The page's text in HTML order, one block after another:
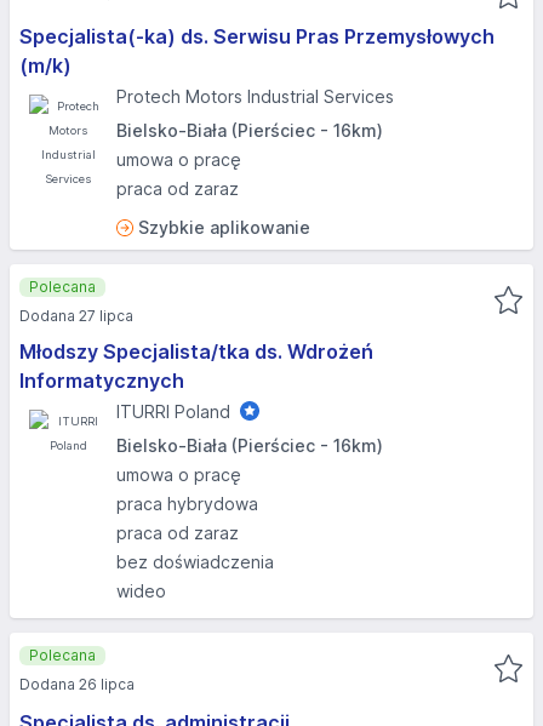
Specjalista(-ka) ds. Serwisu Pras Przemysłowych
(m/k)
Protech Motors Industrial Services
Bielsko-Biała (Pierściec - 16km)
umowa o pracę
praca od zaraz
Szybkie aplikowanie
Młodszy Specjalista/tka ds. Wdrożeń
Informatycznych
ITURRI Poland
Bielsko-Biała (Pierściec - 16km)
umowa o pracę
praca hybrydowa
praca od zaraz
bez doświadczenia
wideo
Polecana
Dodana 27 lipca
Polecana
Dodana 26 lipca